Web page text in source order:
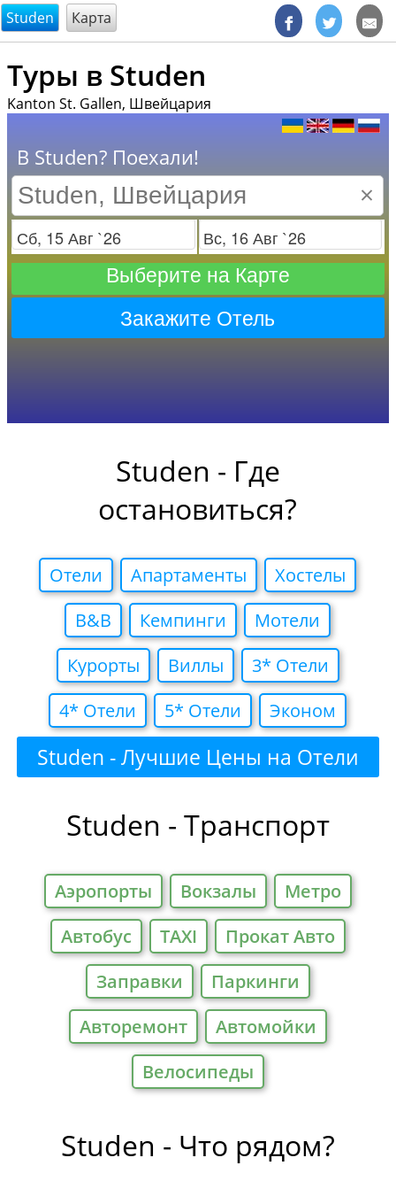
@endsectiom
Studen Карта
Туры в Studen
Kanton St. Gallen, Швейцария
В Studen? Поехали!
×
Заезд Отъезд
Выберите на Карте
Закажите Отель
Studen - Где
остановиться?
Отели Апартаменты
Хостелы
B&B
Кемпинги
Мотели
Курорты
Виллы
3* Отели
4* Отели
5* Отели Эконом
Studen - Лучшие Цены на Отели
Studen - Транспорт
Аэропорты Вокзалы
Метро
Автобус
TAXI
Прокат Авто
Заправки
Паркинги
Авторемонт
Автомойки
Велосипеды
Studen - Что рядом?